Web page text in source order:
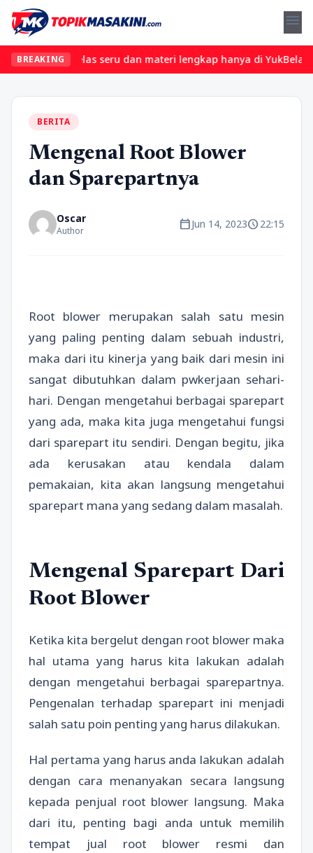
menu
BREAKING
kelas seru dan materi lengkap hanya di
BERITA
Mengenal Root Blower
dan Sparepartnya
Oscar
Author calendar_todayJun 14, 2023schedule22:15
Root blower merupakan salah satu mesin
yang paling penting dalam sebuah industri,
maka dari itu kinerja yang baik dari mesin ini
sangat dibutuhkan dalam pwkerjaan sehari-
hari. Dengan mengetahui berbagai sparepart
yang ada, maka kita juga mengetahui fungsi
dari sparepart itu sendiri. Dengan begitu, jika
ada kerusakan atau kendala dalam
pemakaian, kita akan langsung mengetahui
sparepart mana yang sedang dalam masalah.
Mengenal Sparepart Dari
Root Blower
Ketika kita bergelut dengan root blower maka
hal utama yang harus kita lakukan adalah
dengan mengetahui berbagai sparepartnya.
Pengenalan terhadap sparepart ini menjadi
salah satu poin penting yang harus dilakukan.
Hal pertama yang harus anda lakukan adalah
dengan cara menanyakan secara langsung
kepada penjual root blower langsung. Maka
dari itu, penting bagi anda untuk memilih
tempat jual root blower resmi dan